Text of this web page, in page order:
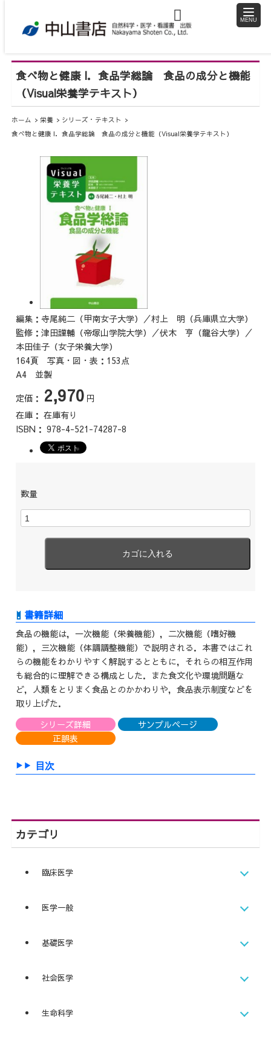
toggle
食べ物と健康 I．食品学総論 食品の成分と機能
（Visual栄養学テキスト）
ホーム 栄養
シリーズ・テキスト
食べ物と健康 I．食品学総論 食品の成分と機能（Visual栄養学テキスト）
編集：寺尾純二（甲南女子大学）／村上 明（兵庫県立大学）
監修：津田謹輔（帝塚山学院大学）／伏木 亨（龍谷大学）／
本田佳子（女子栄養大学）
164頁 写真・図・表：153点
A4 並製
定価： 2,970 円
在庫： 在庫有り
ISBN： 978-4-521-74287-8
数量
食品の機能は，一次機能（栄養機能），二次機能（嗜好機
能），三次機能（体調調整機能）で説明される．本書ではこれ
らの機能をわかりやすく解説するとともに，それらの相互作用
も総合的に理解できる構成とした．また食文化や環境問題な
ど，人類をとりまく食品とのかかわりや，食品表示制度などを
取り上げた．
シリーズ詳細
サンプルページ
正誤表
目次
カテゴリ
臨床医学
医学一般
基礎医学
社会医学
生命科学